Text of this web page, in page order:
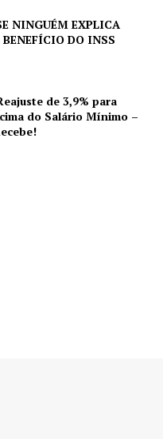
NINGUÉM EXPLICA
BENEFÍCIO DO INSS
de 3,9% para
do Salário Mínimo –